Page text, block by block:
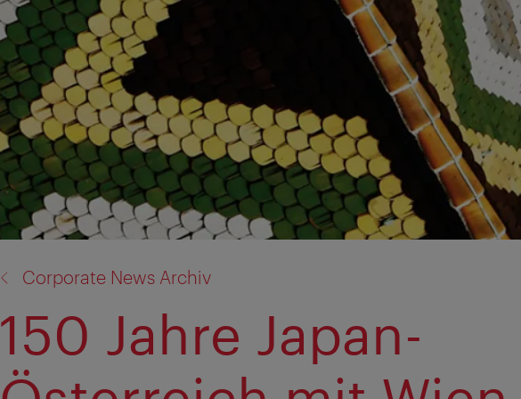
Corporate News Archiv
150 Jahre Japan-